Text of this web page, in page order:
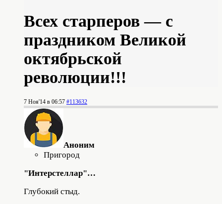
Всех старперов — с
праздником Великой
октябрьской
революции!!!
7 Ноя'14 в 06:57 #113632
Аноним
Пригород
"Интерстеллар"…
Глубокий стыд.